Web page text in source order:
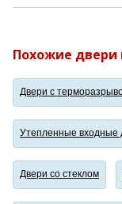
Похожие двери
Двери с
Утепленные входные
Двери со стеклом